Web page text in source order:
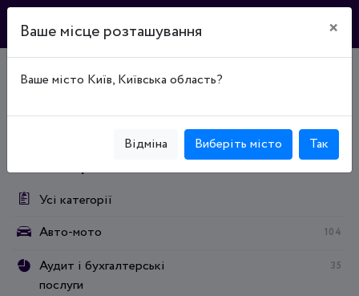
Каталог підприємств
Туристические услуги
Бази відпочинку
Усі категорії
Авто-мото
104
Аудит і бухгалтерські
послуги
35
Ваше місце розташування ×
Ваше місто Київ, Київська область?
Відміна Виберіть місто Так